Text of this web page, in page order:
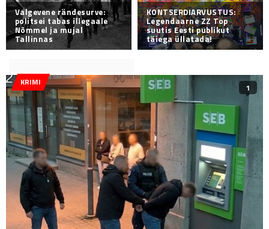
Valgevene rändesurve:
politsei tabas illegaale
Nõmmel ja mujal
Tallinnas
KONTSERDIARVUSTUS:
Legendaarne ZZ Top
suutis Eesti publikut
täiega üllatada!
KRIMI
1